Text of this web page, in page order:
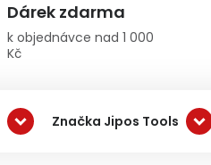
Dárek zdarma
k objednávce nad 1 000
Kč
Značka Jipos Tools